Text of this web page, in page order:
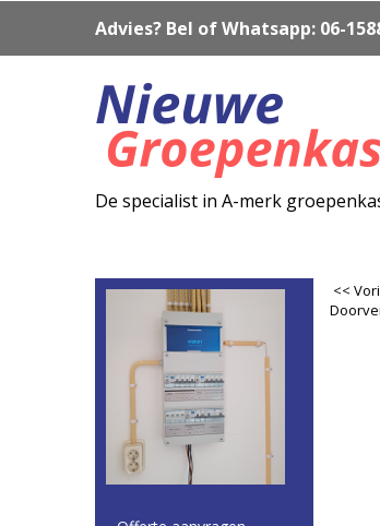
Advies? Bel of Whatsapp: 06-
De specialist in A-merk
<<